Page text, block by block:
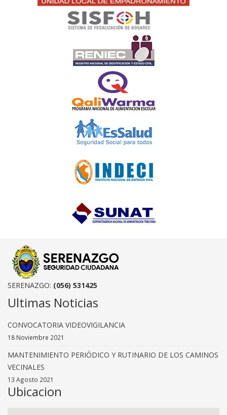
SERENAZGO: (056) 531425
Ultimas Noticias
CONVOCATORIA VIDEOVIGILANCIA
18 Noviembre 2021
MANTENIMIENTO PERIÓDICO Y RUTINARIO DE LOS CAMINOS
VECINALES
Ubicacion